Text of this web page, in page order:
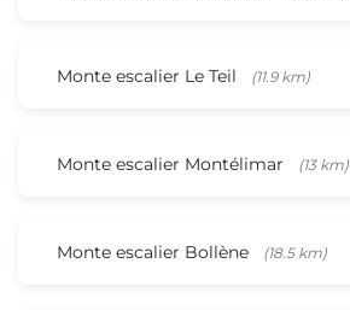
Monte escalier Le Teil (11.9 km)
Monte escalier Montélimar (13 km)
Monte escalier Bollène (18.5 km)